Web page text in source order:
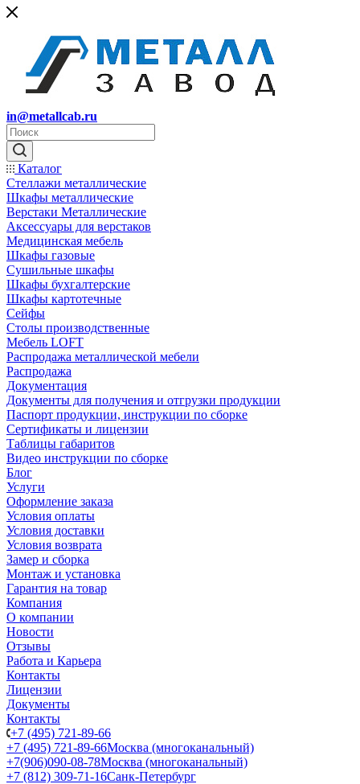
in@metallcab.ru
Каталог
Стеллажи металлические
Шкафы металлические
Верстаки Металлические
Аксессуары для верстаков
Медицинская мебель
Шкафы газовые
Сушильные шкафы
Шкафы бухгалтерские
Шкафы картотечные
Сейфы
Столы производственные
Мебель LOFT
Распродажа металлической мебели
Распродажа
Документация
Документы для получения и отгрузки продукции
Паспорт продукции, инструкции по сборке
Сертификаты и лицензии
Таблицы габаритов
Видео инструкции по сборке
Блог
Услуги
Оформление заказа
Условия оплаты
Условия доставки
Условия возврата
Замер и сборка
Монтаж и установка
Гарантия на товар
Компания
О компании
Новости
Отзывы
Работа и Карьера
Контакты
Лицензии
Документы
Контакты
+7 (495) 721-89-66
+7 (495) 721-89-66Москва (многоканальный)
+7(906)090-08-78Москва (многоканальный)
+7 (812) 309-71-16Санк-Петербург